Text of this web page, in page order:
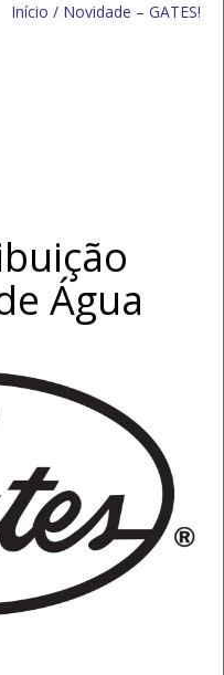
Início / Novidade – GATES!
Água